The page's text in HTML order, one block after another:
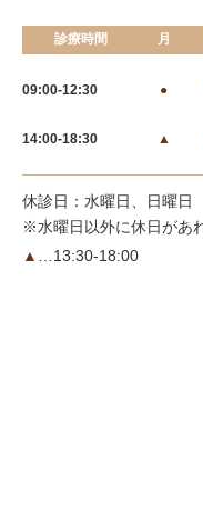
診療時間 月
09:00-12:30 ●
14:00-18:30 ▲
休診日：水曜日、日曜日
※水曜日以外に休日があ
▲
…13:30-18:00